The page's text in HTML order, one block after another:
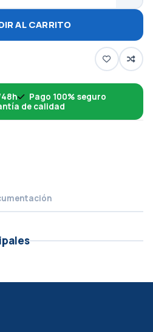
AL CARRITO
Pago 100% seguro
de calidad